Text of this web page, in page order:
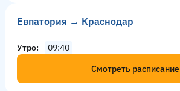
Евпатория → Краснодар
Утро
09:40
Смотреть расписание